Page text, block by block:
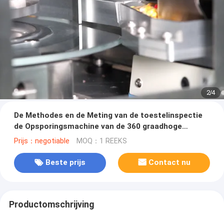
2/4
De Methodes en de Meting van de toestelinspectie
de Opsporingsmachine van de 360 graadhoge
snelheid
Prijs：negotiable MOQ：1 REEKS
Beste prijs Contact nu
Productomschrijving